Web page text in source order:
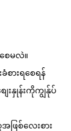
ေမလဲ။
စားရစေရန်
းနှုန်းကိုကျွန်ုပ်
ြစ်လေးစား